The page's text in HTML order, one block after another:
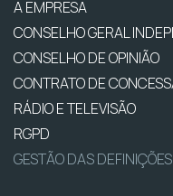
A EMPRESA
CONSELHO GERAL
CONSELHO DE OPINIÃO
CONTRATO DE
RÁDIO E TELEVISÃO
RGPD
GESTÃO DAS